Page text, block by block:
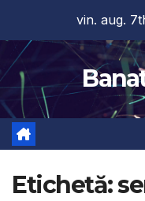
content
vin. aug.
Etichetă: